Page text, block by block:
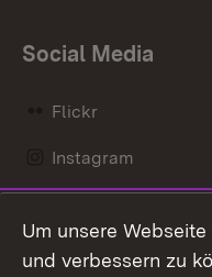
Social Media
Flickr
Instagram
Mastodon
Um unsere
und verbessern zu